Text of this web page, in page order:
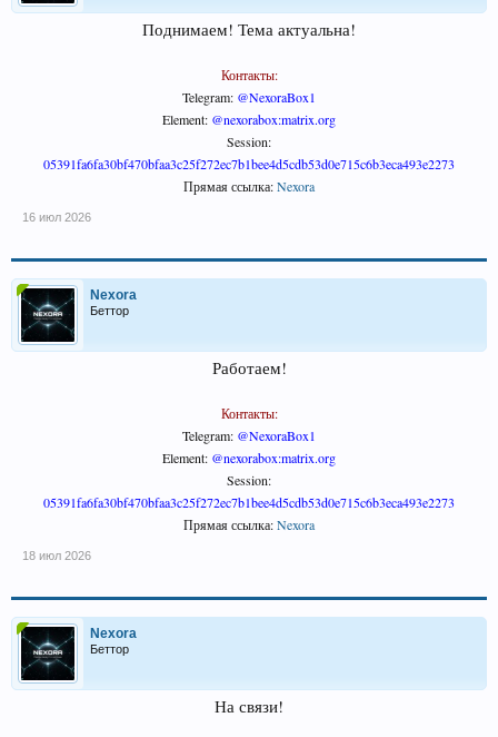
Поднимаем! Тема актуальна!
Контакты:
Telegram: @NexoraBox1
Element: @nexorabox:matrix.org
Session:
05391fa6fa30bf470bfaa3c25f272ec7b1bee4d5cdb53d0e715c6b3eca493e2273
Прямая ссылка:Nexora
16 июл 2026
Nexora
Беттор
Работаем!
Контакты:
Telegram: @NexoraBox1
Element: @nexorabox:matrix.org
Session:
05391fa6fa30bf470bfaa3c25f272ec7b1bee4d5cdb53d0e715c6b3eca493e2273
Прямая ссылка:Nexora
18 июл 2026
Nexora
Беттор
На связи!